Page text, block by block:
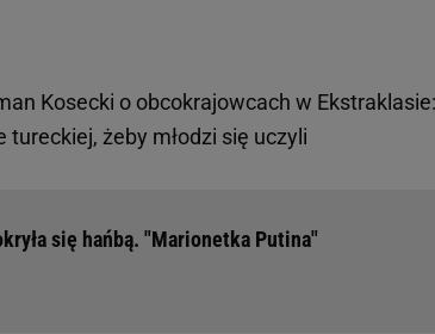
Kosecki o obcokrajowcach w
tureckiej, żeby młodzi się uczyli
się hańbą. "Marionetka Putina"